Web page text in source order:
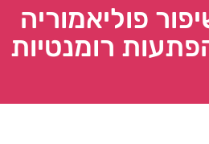
פוליאמוריה
רומנטיות